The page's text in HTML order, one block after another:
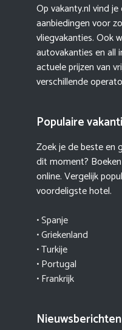
Op vakanty.nl vind
aanbiedingen voor
vliegvakanties. Ook
autovakanties en all
actuele prijzen van
verschillende
Populaire
Zoek je de beste en
dit moment?
online. Vergelijk
voordeligste hotel.
• Spanje
• Griekenland
• Turkije
•Portugal
• Frankrijk
Nieuwsberichten